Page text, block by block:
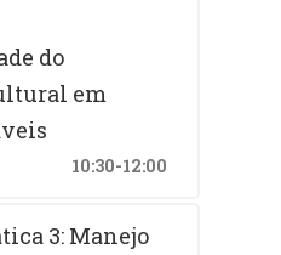
do
em
10:30-12:00
3: Manejo